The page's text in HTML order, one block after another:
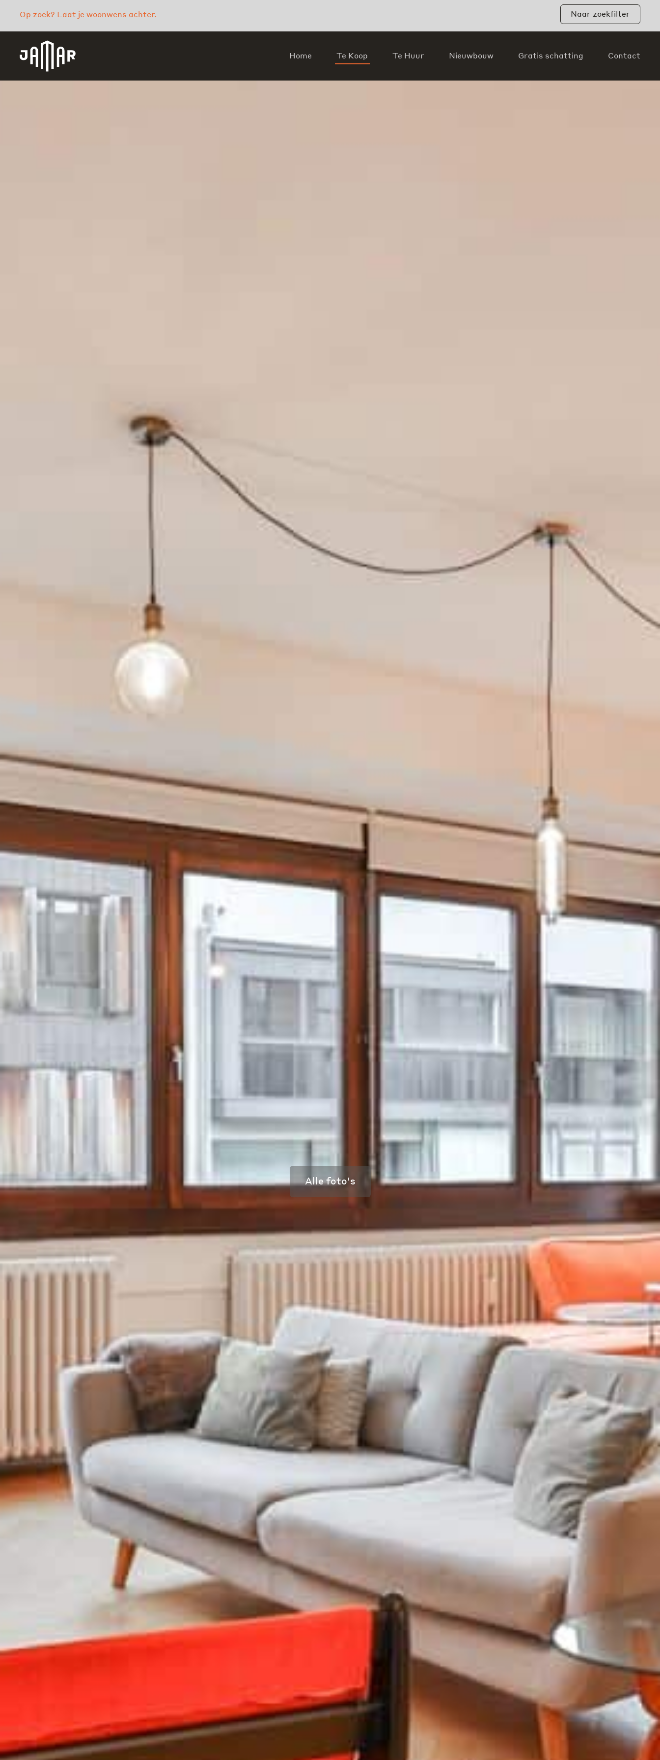
Op zoek? Laat je woonwens achter. Naar zoekfilter
Home Te Koop Te Huur Nieuwbouw Gratis schatting Contact
Alle foto's